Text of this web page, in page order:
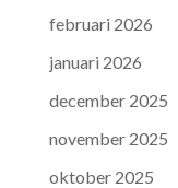
februari 2026
januari 2026
december 2025
november 2025
oktober 2025